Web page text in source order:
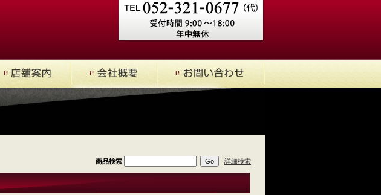
商品検索 詳細検索